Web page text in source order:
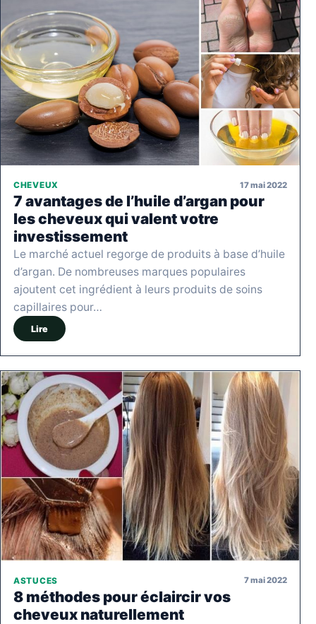
CHEVEUX 17 mai 2022
7 avantages de l’huile d’argan pour
les cheveux qui valent votre
investissement
Le marché actuel regorge de produits à base d’huile
d’argan. De nombreuses marques populaires
ajoutent cet ingrédient à leurs produits de soins
capillaires pour…
Lire
ASTUCES 7 mai 2022
8 méthodes pour éclaircir vos
cheveux naturellement